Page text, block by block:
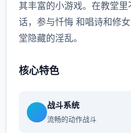
其丰富的小游戏。在教堂
话，参与忏悔 和唱诗和修
堂隐藏的淫乱。
核心特色
战斗系统
流畅的动作战斗